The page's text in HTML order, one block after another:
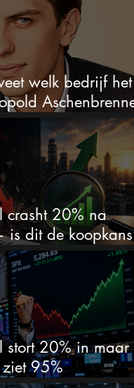
welk bedrijf het
Aschenbrenner
miljoen op
crasht 20% na
is dit de koopkans
op wachtten?
stort 20% in maar
95%